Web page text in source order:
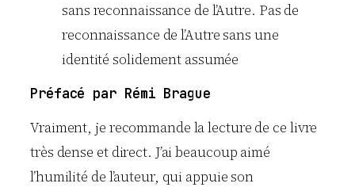
sans reconnaissance de l’Autre. Pas de
reconnaissance de l’Autre sans une
identité solidement assumée
Préfacé par Rémi Brague
Vraiment, je recommande la lecture de ce livre
très dense et direct. J’ai beaucoup aimé
l’humilité de l’auteur, qui appuie son